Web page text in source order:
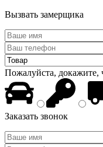
Вызвать замерщика
Пожалуйста, докажите,
Заказать звонок